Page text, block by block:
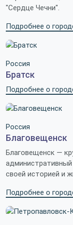
"Сердце Чечни".
Подробнее о
Россия
Братск
Подробнее о
Россия
Благовещенск
Благовещенск —
своей историей и
Подробнее о